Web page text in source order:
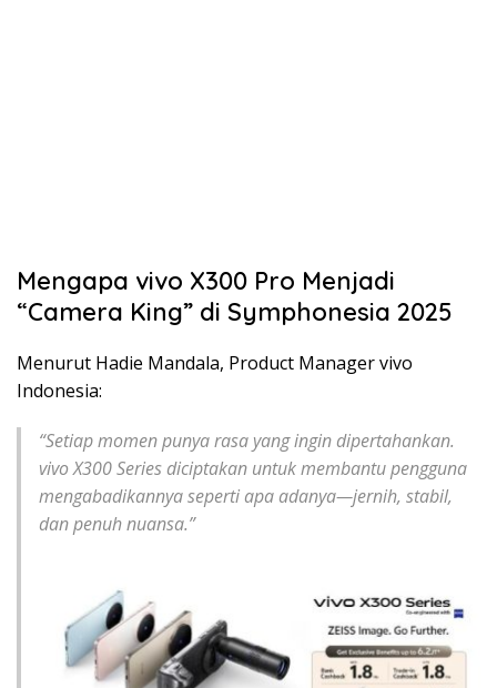
Mengapa vivo X300 Pro Menjadi
“Camera King” di Symphonesia 2025
Menurut Hadie Mandala, Product Manager vivo
Indonesia:
“Setiap momen punya rasa yang ingin dipertahankan.
vivo X300 Series diciptakan untuk membantu pengguna
mengabadikannya seperti apa adanya—jernih, stabil,
dan penuh nuansa.”